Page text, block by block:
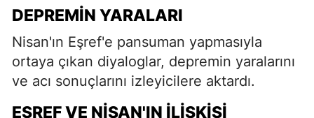
DEPREMIN YARALARI
Nisan'ın Eşref'e pansuman yapmasıyla
ortaya çıkan diyaloglar, depremin yaralarını
ve acı sonuçlarını izleyicilere aktardı.
EŞREF VE NISAN'IN İLIŞKISI